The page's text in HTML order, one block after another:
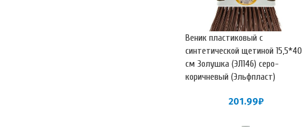
Веник пластиковый с
синтетической щетиной 15,5*40
см Золушка (ЭЛ146) серо-
коричневый (Эльфпласт)
201.99₽